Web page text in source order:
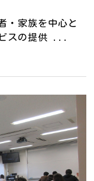
・家族を中心と
スの提供 ...